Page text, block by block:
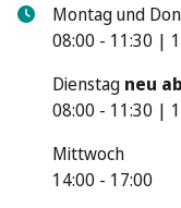
Montag und
08:00 - 11:30 |
Dienstag neu
08:00 - 11:30 |
Mittwoch
14:00 - 17:00